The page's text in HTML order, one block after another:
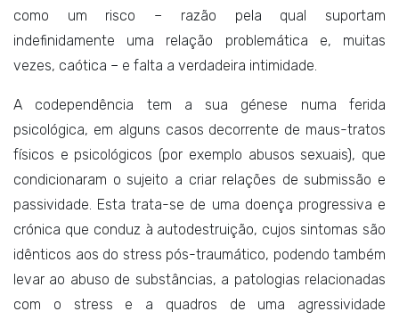
como um risco – razão pela qual suportam
indefinidamente uma relação problemática e, muitas
vezes, caótica – e falta a verdadeira intimidade.
A codependência tem a sua génese numa ferida
psicológica, em alguns casos decorrente de maus-tratos
físicos e psicológicos (por exemplo abusos sexuais), que
condicionaram o sujeito a criar relações de submissão e
passividade. Esta trata-se de uma doença progressiva e
crónica que conduz à autodestruição, cujos sintomas são
idênticos aos do stress pós-traumático, podendo também
levar ao abuso de substâncias, a patologias relacionadas
com o stress e a quadros de uma agressividade